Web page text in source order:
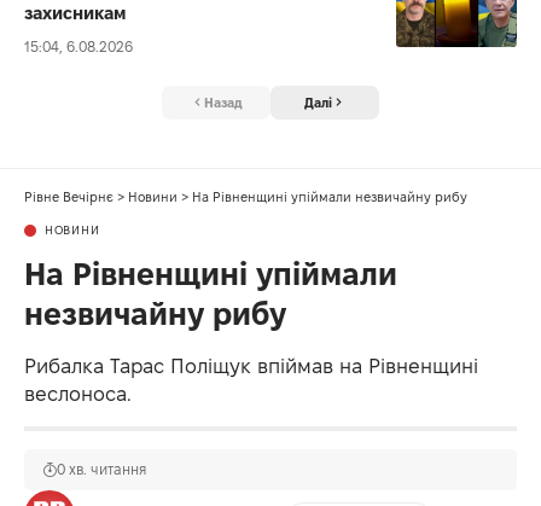
захисникам
15:04, 6.08.2026
Назад Далі
Рівне Вечірнє > Новини > На Рівненщині упіймали незвичайну рибу
НОВИНИ
На Рівненщині упіймали
незвичайну рибу
Рибалка Тарас Поліщук впіймав на Рівненщині
веслоноса.
0 хв. читання